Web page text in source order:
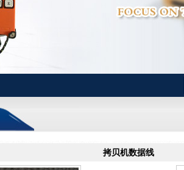
拷贝机数据线